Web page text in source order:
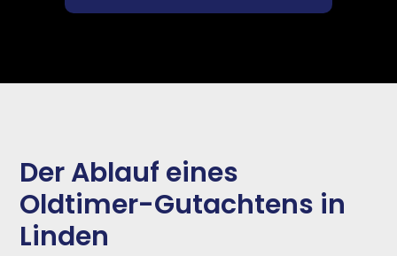
Der Ablauf eines
Oldtimer-Gutachtens in
Linden